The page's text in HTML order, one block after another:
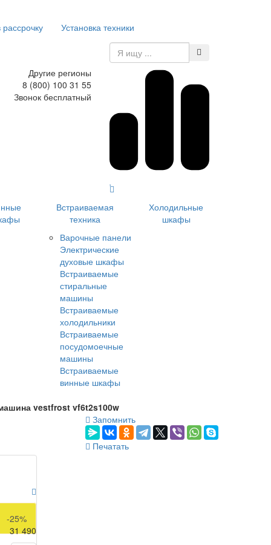
Установка техники
Другие регионы
8 (800) 100 31 55
Звонок бесплатный
Встраиваемая
техника
Варочные панели
Электрические
духовые шкафы
Встраиваемые
стиральные
машины
Встраиваемые
холодильники
Встраиваемые
посудомоечные
машины
Встраиваемые
винные шкафы
Холодильные
шкафы
vestfrost vf6t2s100w
Запомнить
Печатать
41 990
-25%
31 490